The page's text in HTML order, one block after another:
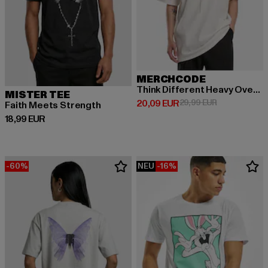
MISTER TEE
Faith Meets Strength
18,99 EUR
Derzeitiger Preis: 18,99 EUR
MERCHCODE
Think Different Heavy Oversized Tee
20,09 EUR
Derzeitiger Preis: 20,09 EUR
29,99 EURAktionspreis:
-60% NEU -16%